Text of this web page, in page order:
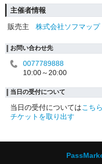
主催者情報
販売主
株式会社ソフマップ
お問い合わせ先
0077789888
10:00～20:00
当日の受付について
当日の受付についてはこちら
チケットを取り出す